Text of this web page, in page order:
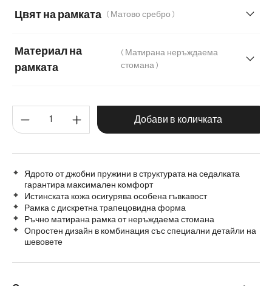
Микрофибър
Цвят на рамката ( Матово сребро )
Материал на
рамката
( Матирана неръждаема
стомана )
Графитена неръждаема стомана Дъб
Количество на продукта:
Добави в количката
Ядрото от джобни пружини в структурата на седалката
гарантира максимален комфорт
Истинската кожа осигурява особена гъвкавост
Рамка с дискретна трапецовидна форма
Ръчно матирана рамка от неръждаема стомана
Опростен дизайн в комбинация със специални детайли на
шевовете